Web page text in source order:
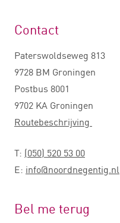
Contact
Paterswoldseweg 813
9728 BM Groningen
Postbus 8001
9702 KA Groningen
Routebeschrijving
T: (050) 520 53 00
E: info@noordnegentig.nl
Bel me terug